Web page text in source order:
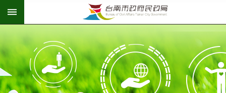
跳到主要內容區塊